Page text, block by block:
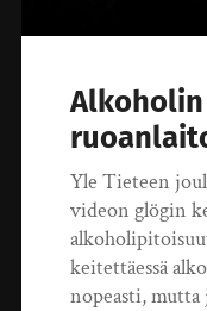
Yle Tieteen
videon glögin
keitettäessä
nopeasti,